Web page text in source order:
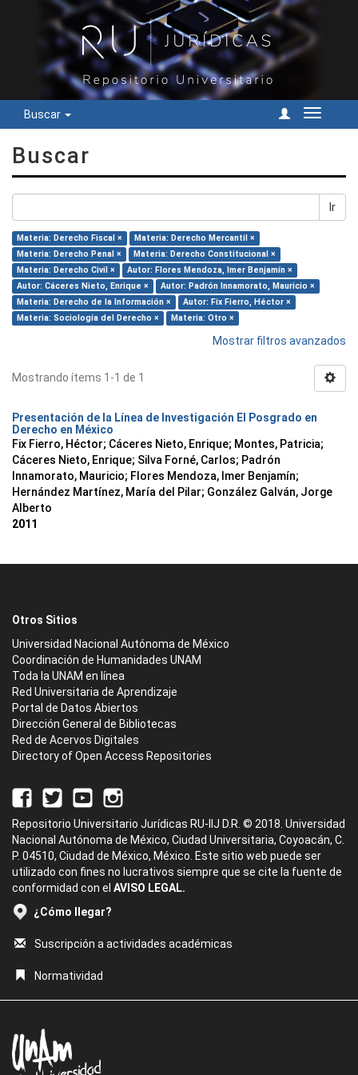
Buscar
Cambiar
Buscar
Ir
Materia: Derecho Fiscal ×
Materia: Derecho Mercantil ×
Materia: Derecho Penal ×
Materia: Derecho Constitucional ×
Materia: Derecho Civil ×
Autor: Flores Mendoza, Imer Benjamín ×
Autor: Cáceres Nieto, Enrique ×
Autor: Padrón Innamorato, Mauricio ×
Materia: Derecho de la Información ×
Autor: Fix Fierro, Héctor ×
Materia: Sociología del Derecho ×
Materia: Otro ×
Mostrar filtros avanzados
Mostrando ítems 1-1 de 1
Presentación de la Línea de Investigación El Posgrado en
Derecho en México
Fix Fierro, Héctor; Cáceres Nieto, Enrique; Montes, Patricia;
Cáceres Nieto, Enrique; Silva Forné, Carlos; Padrón
Innamorato, Mauricio; Flores Mendoza, Imer Benjamín;
Hernández Martínez, María del Pilar; González Galván, Jorge
Alberto
2011
Otros Sitios
Universidad Nacional Autónoma de México
Coordinación de Humanidades UNAM
Toda la UNAM en línea
Red Universitaria de Aprendizaje
Portal de Datos Abiertos
Dirección General de Bibliotecas
Red de Acervos Digitales
Directory of Open Access Repositories
Repositorio Universitario Jurídicas RU-IIJ D.R. © 2018. Universidad
Nacional Autónoma de México, Ciudad Universitaria, Coyoacán, C.
P. 04510, Ciudad de México, México. Este sitio web puede ser
utilizado con fines no lucrativos siempre que se cite la fuente de
conformidad con el AVISO LEGAL.
¿Cómo llegar?
Suscripción a actividades académicas
Normatividad